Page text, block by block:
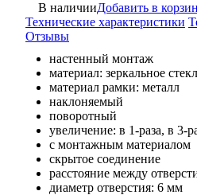
В наличииДобавить в
Технические характеристики
Отзывы
настенный монтаж
материал: зеркальное
материал рамки: металл
наклоняемый
поворотный
увеличение: в 1-раза, в 3-
с монтажным материалом
скрытое соединение
расстояние между
диаметр отверстия: 6 мм